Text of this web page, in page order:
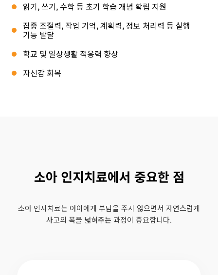
읽기, 쓰기, 수학 등 초기 학습 개념 확립 지원
집중 조절력, 작업 기억, 계획력, 정보 처리력 등 실행
기능 발달
학교 및 일상생활 적응력 향상
자신감 회복
소아 인지치료에서 중요한 점
소아 인지치료는 아이에게 부담을 주지 않으면서 자연스럽게
사고의 폭을 넓혀주는 과정이 중요합니다.